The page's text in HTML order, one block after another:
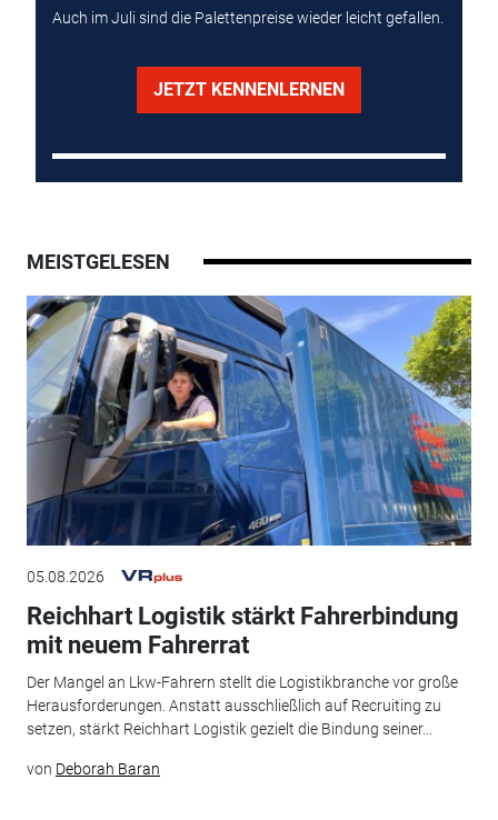
Auch im Juli sind die Palettenpreise wieder leicht gefallen.
JETZT KENNENLERNEN
MEISTGELESEN
05.08.2026
Reichhart Logistik stärkt Fahrerbindung
mit neuem Fahrerrat
Der Mangel an Lkw-Fahrern stellt die Logistikbranche vor große
Herausforderungen. Anstatt ausschließlich auf Recruiting zu
setzen, stärkt Reichhart Logistik gezielt die Bindung seiner...
von Deborah Baran